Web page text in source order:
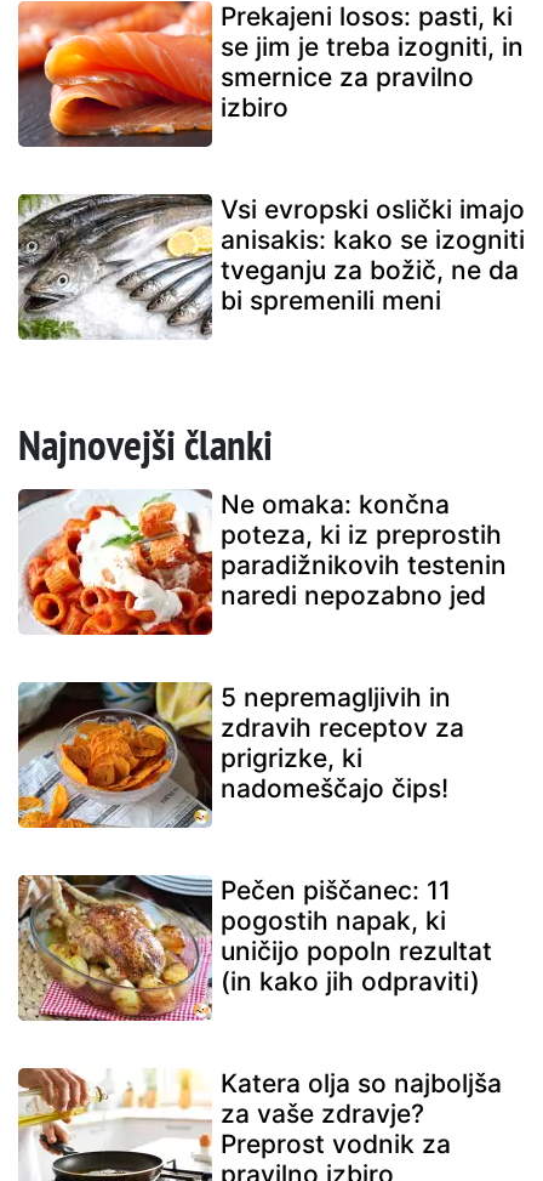
Prekajeni losos: pasti, ki
se jim je treba izogniti, in
smernice za pravilno
izbiro
Vsi evropski oslički imajo
anisakis: kako se izogniti
tveganju za božič, ne da
bi spremenili meni
Najnovejši članki
Ne omaka: končna
poteza, ki iz preprostih
paradižnikovih testenin
naredi nepozabno jed
5 nepremagljivih in
zdravih receptov za
prigrizke, ki
nadomeščajo čips!
Pečen piščanec: 11
pogostih napak, ki
uničijo popoln rezultat
(in kako jih odpraviti)
Katera olja so najboljša
za vaše zdravje?
Preprost vodnik za
pravilno izbiro